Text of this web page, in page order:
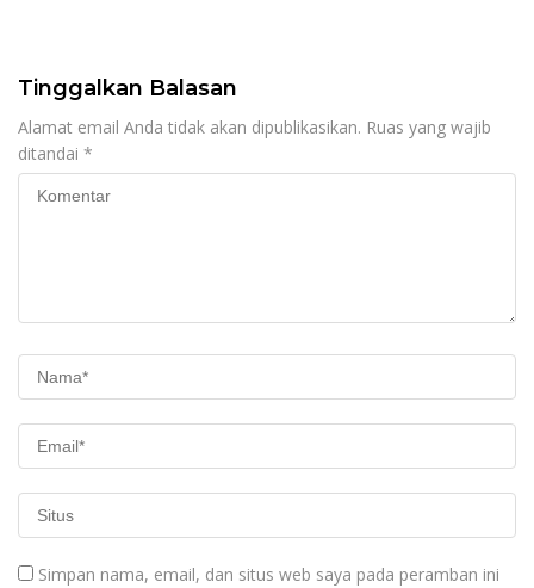
Tinggalkan Balasan
Alamat email Anda tidak akan dipublikasikan. Ruas yang wajib
ditandai *
Simpan nama, email, dan situs web saya pada peramban ini